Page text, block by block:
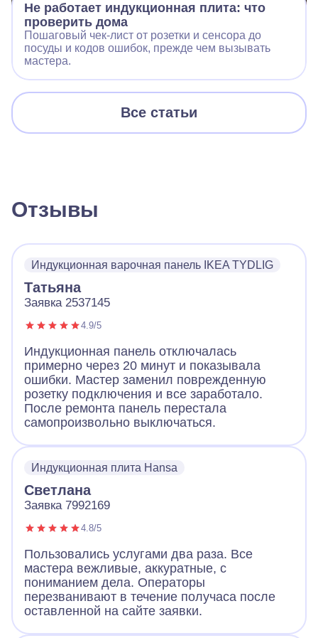
Не работает индукционная плита: что
проверить дома
Пошаговый чек‑лист от розетки и сенсора до
посуды и кодов ошибок, прежде чем вызывать
мастера.
Все статьи
Отзывы
Индукционная варочная панель IKEA TYDLIG
Татьяна
Заявка 2537145
4.9/5
Индукционная панель отключалась
примерно через 20 минут и показывала
ошибки. Мастер заменил поврежденную
розетку подключения и все заработало.
После ремонта панель перестала
самопроизвольно выключаться.
Индукционная плита Hansa
Светлана
Заявка 7992169
4.8/5
Пользовались услугами два раза. Все
мастера вежливые, аккуратные, с
пониманием дела. Операторы
перезванивают в течение получаса после
оставленной на сайте заявки.